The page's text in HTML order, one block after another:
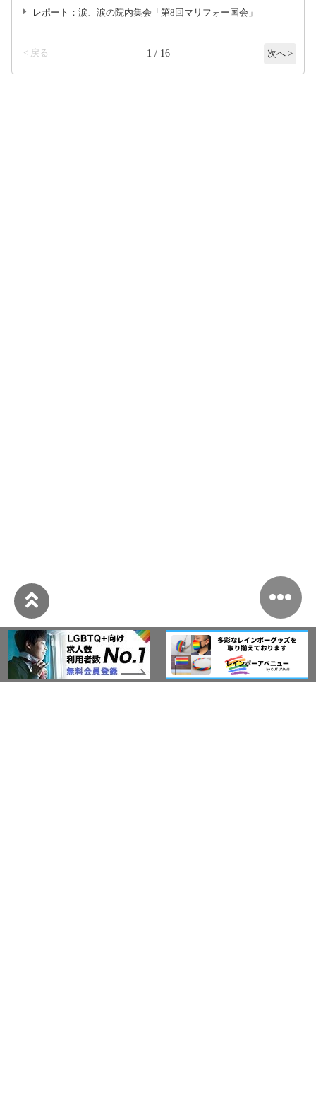
レポート：涙、涙の院内集会「第8回マリフォー国会」
< 戻る 1 / 16 次へ >